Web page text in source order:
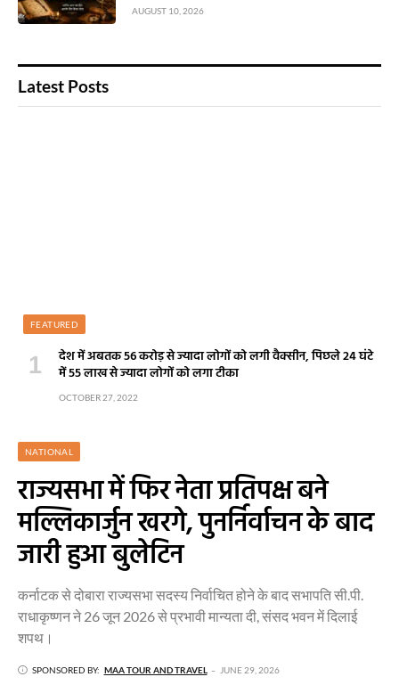
AUGUST 10, 2026
Latest Posts
FEATURED
देश में अबतक 56 करोड़ से ज्यादा लोगों को लगी वैक्सीन, पिछले 24 घंटे
में 55 लाख से ज्यादा लोगों को लगा टीका
OCTOBER 27, 2022
NATIONAL
राज्यसभा में फिर नेता प्रतिपक्ष बने
मल्लिकार्जुन खरगे, पुनर्निर्वाचन के बाद
जारी हुआ बुलेटिन
कर्नाटक से दोबारा राज्यसभा सदस्य निर्वाचित होने के बाद सभापति सी.पी.
राधाकृष्णन ने 26 जून 2026 से प्रभावी मान्यता दी, संसद भवन में दिलाई
शपथ।
SPONSORED BY: MAA TOUR AND TRAVEL JUNE 29, 2026